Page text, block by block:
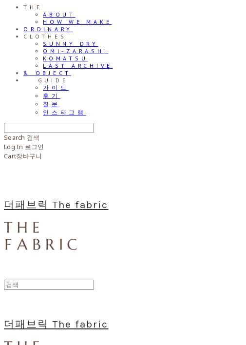
THE
ABOUT
HOW WE MAKE
ORDINARY
CLOTHES
SUNNY DRY
OMI-ZARASHI
KOMATSU
LAST ARCHIVE
& OBJECT
⠀⠀GUIDE
가이드
후기
질문
인스타그램
Search 검색
Log In 로그인
Cart장바구니
더패브릭 The fabric
더패브릭 The fabric